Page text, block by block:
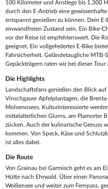
100 Kilometer und Anstiege bis 1.300
durch den E-Antrieb eine
entspannt genießen zu können. Dein
einwandfreien Zustand sein. Ein Bike-
vor der Reise ist empfehlenswert. Die
geeignet. Ein vollgefedertes E-Bike
Fahrsicherheit. Geländetaugliche
Gepäckträgern raten wir bei dieser Tour
Die Highlights
Landschaftsfans genießen den Blick
Vinschgauer Apfelplantagen, die
Molvenosees. Kulturinteressierte
mittelalterlichen Glurns, am Plamorter
zücken. Auch der kulinarische Genuss
kommen. Von Speck, Käse und
ist alles dabei.
Die Route
Von Grainau bei Garmisch geht es am
Hütte nach Ehrwald. Über einen
Weißensee und weiter zum Fernpass,